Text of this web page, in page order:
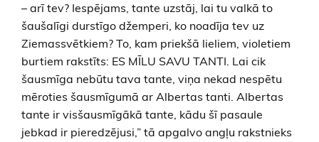
– arī tev? Iespējams, tante uzstāj, lai tu valkā to
šaušalīgi durstīgo džemperi, ko noadīja tev uz
Ziemassvētkiem? To, kam priekšā lieliem, violetiem
burtiem rakstīts: ES MĪLU SAVU TANTI. Lai cik
šausmīga nebūtu tava tante, viņa nekad nespētu
mēroties šausmīgumā ar Albertas tanti. Albertas
tante ir visšausmīgākā tante, kādu šī pasaule
jebkad ir pieredzējusi,” tā apgalvo angļu rakstnieks